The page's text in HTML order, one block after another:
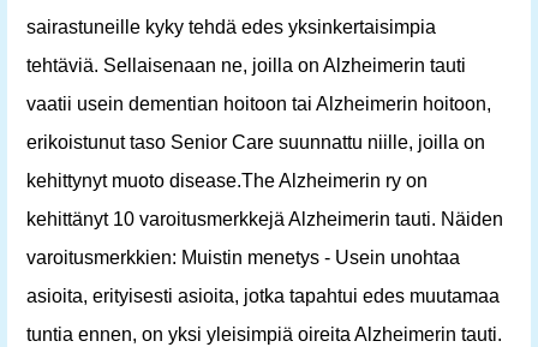
sairastuneille kyky tehdä edes yksinkertaisimpia
tehtäviä. Sellaisenaan ne, joilla on Alzheimerin tauti
vaatii usein dementian hoitoon tai Alzheimerin hoitoon,
erikoistunut taso Senior Care suunnattu niille, joilla on
kehittynyt muoto disease.The Alzheimerin ry on
kehittänyt 10 varoitusmerkkejä Alzheimerin tauti. Näiden
varoitusmerkkien: Muistin menetys - Usein unohtaa
asioita, erityisesti asioita, jotka tapahtui edes muutamaa
tuntia ennen, on yksi yleisimpiä oireita Alzheimerin tauti.